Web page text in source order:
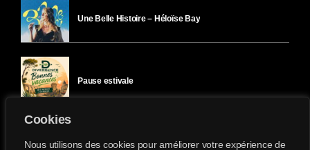
Cookies
Nous utilisons des cookies pour améliorer votre expérience de
Une Belle Histoire – Héloïse Bay
Pause estivale